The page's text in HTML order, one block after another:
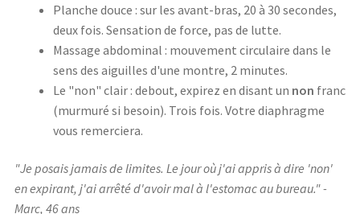
Planche douce : sur les avant-bras, 20 à 30 secondes,
deux fois. Sensation de force, pas de lutte.
Massage abdominal : mouvement circulaire dans le
sens des aiguilles d'une montre, 2 minutes.
Le "non" clair : debout, expirez en disant un non franc
(murmuré si besoin). Trois fois. Votre diaphragme
vous remerciera.
"Je posais jamais de limites. Le jour où j'ai appris à dire 'non'
en expirant, j'ai arrêté d'avoir mal à l'estomac au bureau." -
Marc, 46 ans